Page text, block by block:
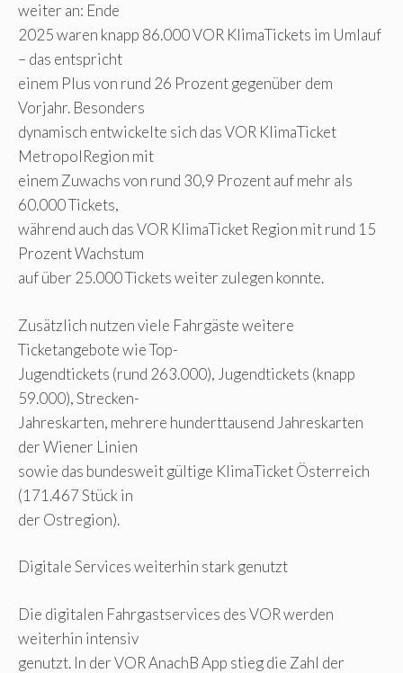
weiter an: Ende
2025 waren knapp 86.000 VOR KlimaTickets im Umlauf
– das entspricht
einem Plus von rund 26 Prozent gegenüber dem
Vorjahr. Besonders
dynamisch entwickelte sich das VOR KlimaTicket
MetropolRegion mit
einem Zuwachs von rund 30,9 Prozent auf mehr als
60.000 Tickets,
während auch das VOR KlimaTicket Region mit rund 15
Prozent Wachstum
auf über 25.000 Tickets weiter zulegen konnte.
Zusätzlich nutzen viele Fahrgäste weitere
Ticketangebote wie Top-
Jugendtickets (rund 263.000), Jugendtickets (knapp
59.000), Strecken-
Jahreskarten, mehrere hunderttausend Jahreskarten
der Wiener Linien
sowie das bundesweit gültige KlimaTicket Österreich
(171.467 Stück in
der Ostregion).
Digitale Services weiterhin stark genutzt
Die digitalen Fahrgastservices des VOR werden
weiterhin intensiv
genutzt. In der VOR AnachB App stieg die Zahl der